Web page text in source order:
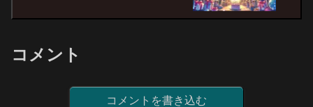
コメント
コメントを書き込む